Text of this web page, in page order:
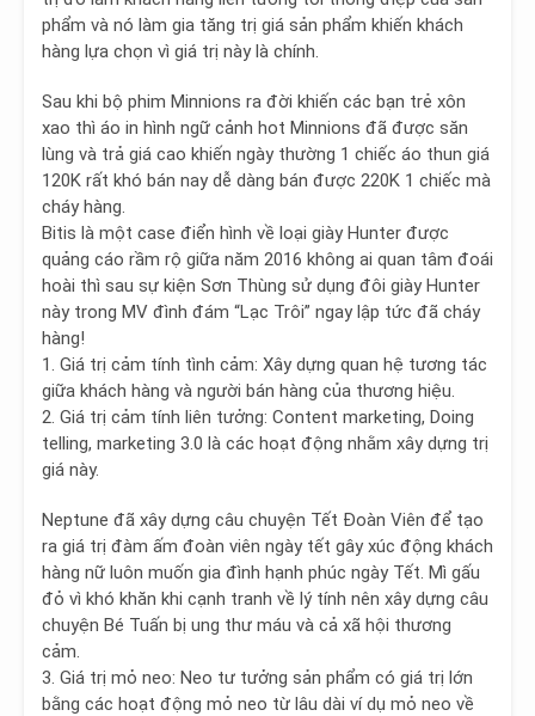
phẩm và nó làm gia tăng trị giá sản phẩm khiến khách
hàng lựa chọn vì giá trị này là chính.
Sau khi bộ phim Minnions ra đời khiến các bạn trẻ xôn
xao thì áo in hình ngữ cảnh hot Minnions đã được săn
lùng và trả giá cao khiến ngày thường 1 chiếc áo thun giá
120K rất khó bán nay dễ dàng bán được 220K 1 chiếc mà
cháy hàng.
Bitis là một case điển hình về loại giày Hunter được
quảng cáo rầm rộ giữa năm 2016 không ai quan tâm đoái
hoài thì sau sự kiện Sơn Thùng sử dụng đôi giày Hunter
này trong MV đình đám “Lạc Trôi” ngay lập tức đã cháy
hàng!
1. Giá trị cảm tính tình cảm: Xây dựng quan hệ tương tác
giữa khách hàng và người bán hàng của thương hiệu.
2. Giá trị cảm tính liên tưởng: Content marketing, Doing
telling, marketing 3.0 là các hoạt động nhằm xây dựng trị
giá này.
Neptune đã xây dựng câu chuyện Tết Đoàn Viên để tạo
ra giá trị đàm ấm đoàn viên ngày tết gây xúc động khách
hàng nữ luôn muốn gia đình hạnh phúc ngày Tết. Mì gấu
đỏ vì khó khăn khi cạnh tranh về lý tính nên xây dựng câu
chuyện Bé Tuấn bị ung thư máu và cả xã hội thương
cảm.
3. Giá trị mỏ neo: Neo tư tưởng sản phẩm có giá trị lớn
bằng các hoạt động mỏ neo từ lâu dài ví dụ mỏ neo về